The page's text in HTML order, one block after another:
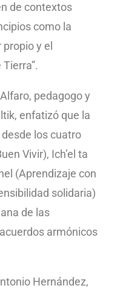
de contextos
como la
y el
pedagogo y
enfatizó que la
los cuatro
Vivir), Ich’el ta
(Aprendizaje con
solidaria)
de las
armónicos
Hernández,